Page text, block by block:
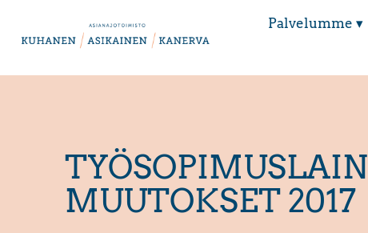
Palvelumme ▾
TYÖSOPIMUSLAIN
MUUTOKSET 2017